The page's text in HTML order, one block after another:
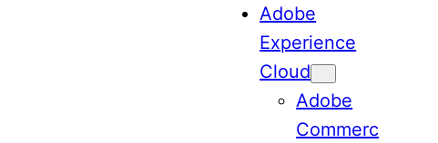
Adobe
Experience
Cloud
Adobe
Commerc